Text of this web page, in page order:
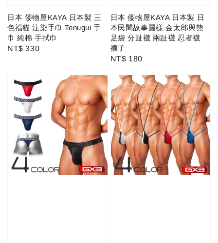
日本 倭物屋KAYA 日本製 三
色福貓 注染手巾 Tenugui 手
巾 純棉 手拭巾
Regular
NT$ 330
日本 倭物屋KAYA 日本製 日
本民間故事圖樣 金太郎與熊
足袋 分趾襪 兩趾襪 忍者襪
襪子
Regular
NT$ 180